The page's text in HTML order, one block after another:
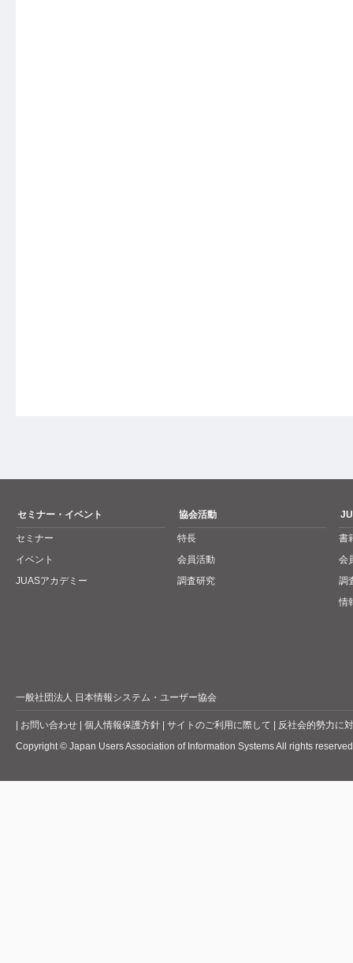
セミナー・イベント
セミナー
イベント
JUASアカデミー
協会活動
特長
会員活動
調査研究
書
会
調
情
一般社団法人 日本情報システム・ユーザー協会
お問い合わせ 個人情報保護方針 サイトのご利用に際して
反社会的勢力に
Copyright © Japan Users Association of Information Systems All rights reserved